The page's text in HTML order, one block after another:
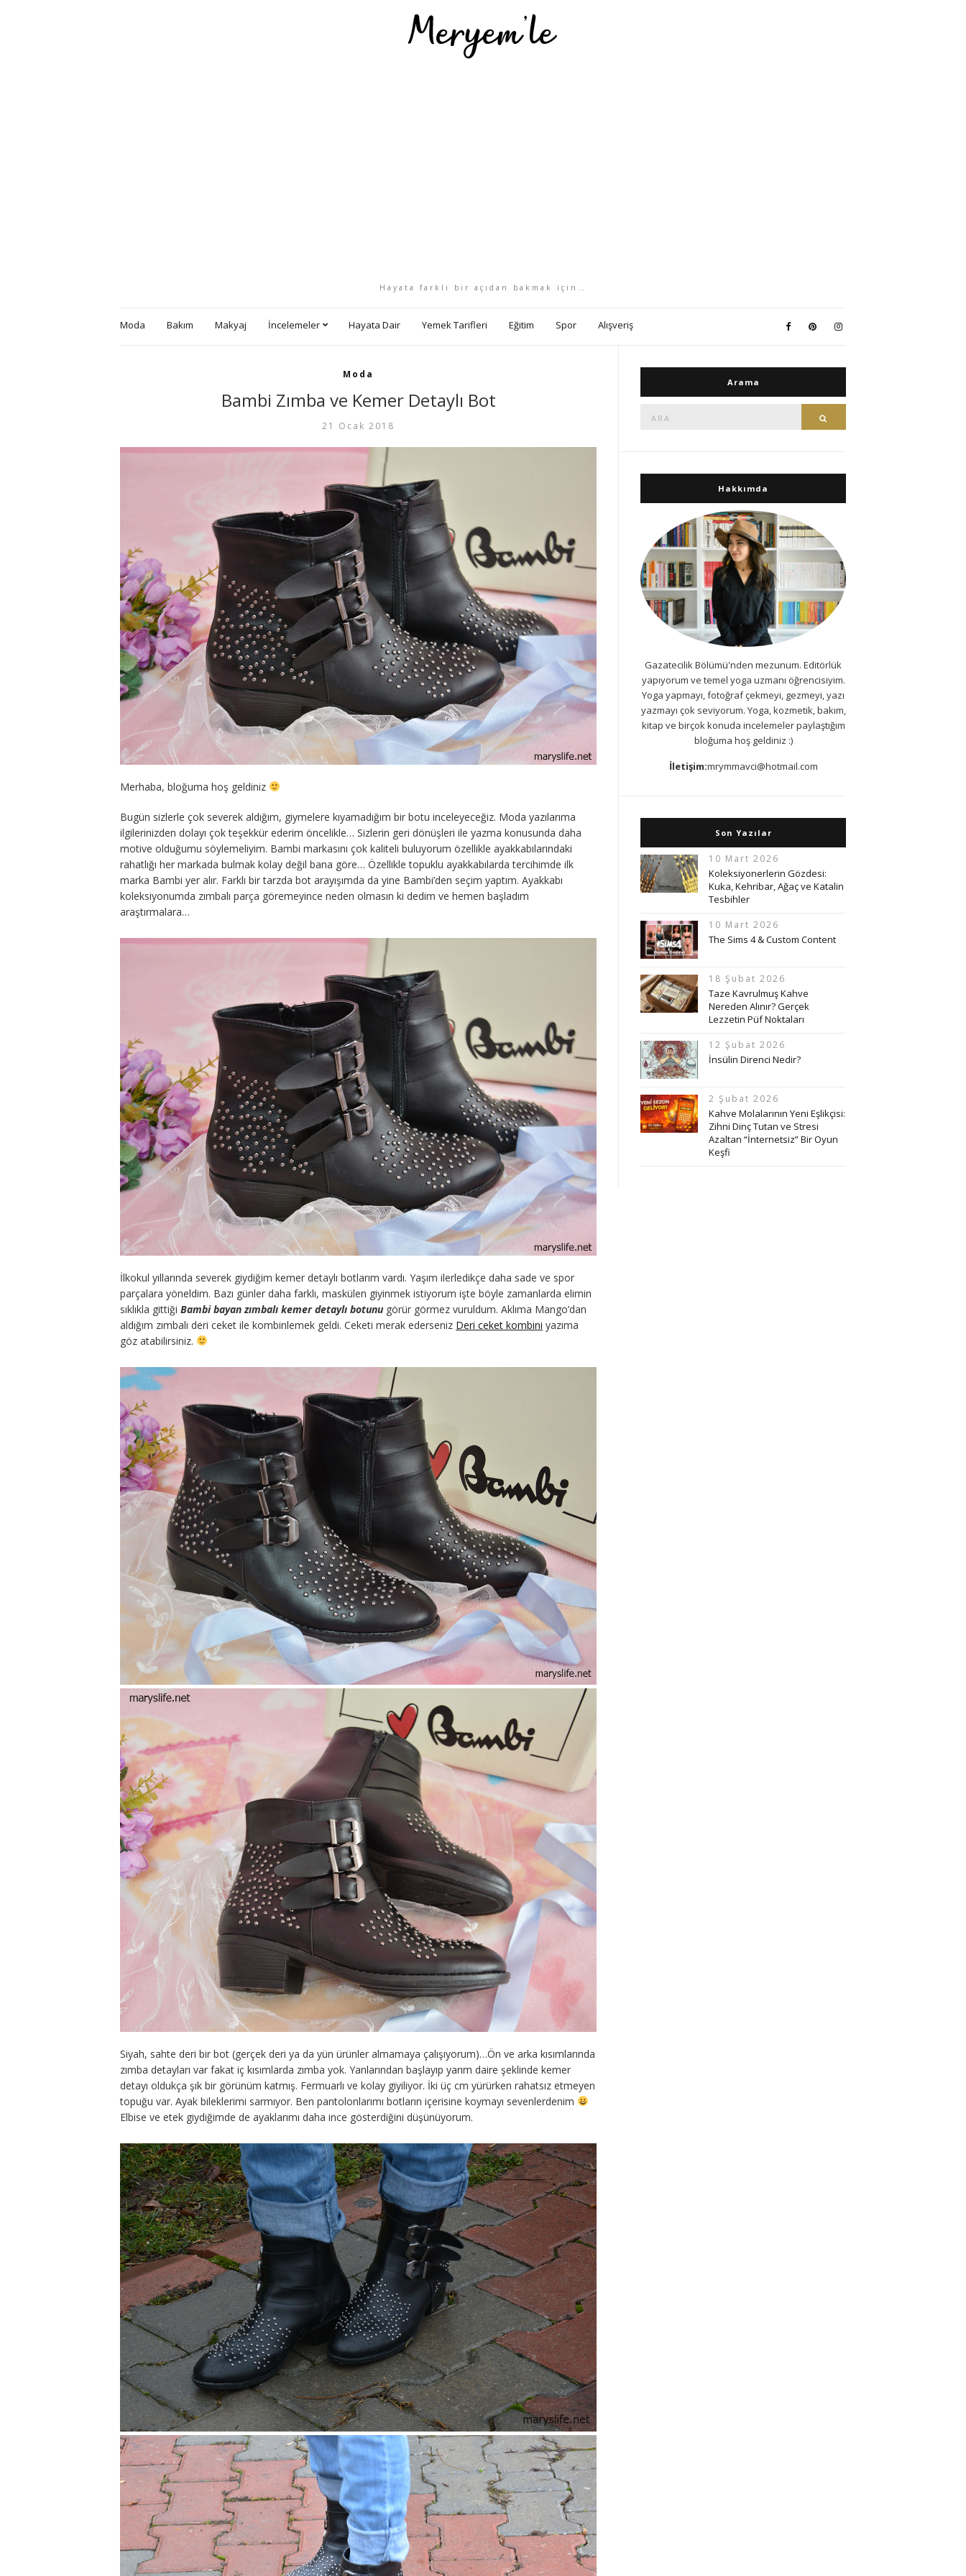
Hayata farklı bir açıdan bakmak için…
Moda Bakım Makyaj İncelemeler Hayata Dair Yemek Tarifleri Eğitim Spor Alışveriş
Moda
Bambi Zımba ve Kemer Detaylı Bot
21 Ocak 2018
Merhaba, bloğuma hoş geldiniz
Bugün sizlerle çok severek aldığım, giymelere kıyamadığım bir botu inceleyeceğiz. Moda yazılarıma
ilgilerinizden dolayı çok teşekkür ederim öncelikle… Sizlerin geri dönüşleri ile yazma konusunda daha
motive olduğumu söylemeliyim. Bambi markasını çok kaliteli buluyorum özellikle ayakkabılarındaki
rahatlığı her markada bulmak kolay değil bana göre… Özellikle topuklu ayakkabılarda tercihimde ilk
marka Bambi yer alır. Farklı bir tarzda bot arayışımda da yine Bambi’den seçim yaptım. Ayakkabı
koleksiyonumda zımbalı parça göremeyince neden olmasın ki dedim ve hemen başladım
araştırmalara…
İlkokul yıllarında severek giydiğim kemer detaylı botlarım vardı. Yaşım ilerledikçe daha sade ve spor
parçalara yöneldim. Bazı günler daha farklı, maskülen giyinmek istiyorum işte böyle zamanlarda elimin
sıklıkla gittiği Bambi bayan zımbalı kemer detaylı botunu görür görmez vuruldum. Aklıma Mango’dan
aldığım zımbalı deri ceket ile kombinlemek geldi. Ceketi merak ederseniz Deri ceket kombini yazıma
göz atabilirsiniz.
Siyah, sahte deri bir bot (gerçek deri ya da yün ürünler almamaya çalışıyorum)…Ön ve arka kısımlarında
zımba detayları var fakat iç kısımlarda zımba yok. Yanlarından başlayıp yarım daire şeklinde kemer
detayı oldukça şık bir görünüm katmış. Fermuarlı ve kolay giyiliyor. İki üç cm yürürken rahatsız etmeyen
topuğu var. Ayak bileklerimi sarmıyor. Ben pantolonlarımı botların içerisine koymayı sevenlerdenim
Elbise ve etek giydiğimde de ayaklarımı daha ince gösterdiğini düşünüyorum.
Arama
Hakkımda
Gazatecilik Bölümü'nden mezunum. Editörlük
yapıyorum ve temel yoga uzmanı öğrencisiyim.
Yoga yapmayı, fotoğraf çekmeyi, gezmeyi, yazı
yazmayı çok seviyorum. Yoga, kozmetik, bakım,
kitap ve birçok konuda incelemeler paylaştığım
bloğuma hoş geldiniz :)
İletişim:mrymmavci@hotmail.com
Son Yazılar
10 Mart 2026
Koleksiyonerlerin Gözdesi:
Kuka, Kehribar, Ağaç ve Katalin
Tesbihler
10 Mart 2026
The Sims 4 & Custom Content
18 Şubat 2026
Taze Kavrulmuş Kahve
Nereden Alınır? Gerçek
Lezzetin Püf Noktaları
12 Şubat 2026
İnsülin Direnci Nedir?
2 Şubat 2026
Kahve Molalarının Yeni Eşlikçisi:
Zihni Dinç Tutan ve Stresi
Azaltan “İnternetsiz” Bir Oyun
Keşfi